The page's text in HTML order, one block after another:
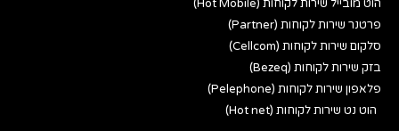
הוט מובייל שירות לקוחות (Hot Mobile)
פרטנר שירות לקוחות (Partner)
סלקום שירות לקוחות (Cellcom)
בזק שירות לקוחות (Bezeq)
פלאפון שירות לקוחות (Pelephone)
הוט נט שירות לקוחות (Hot net)